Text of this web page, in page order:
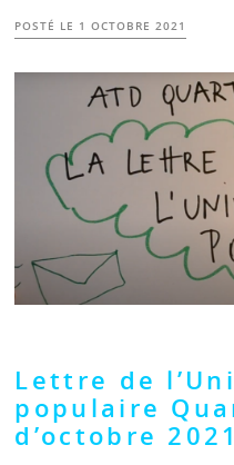
POSTÉ LE 1 OCTOBRE 2021
Lettre de
populaire
d’octobre 2021